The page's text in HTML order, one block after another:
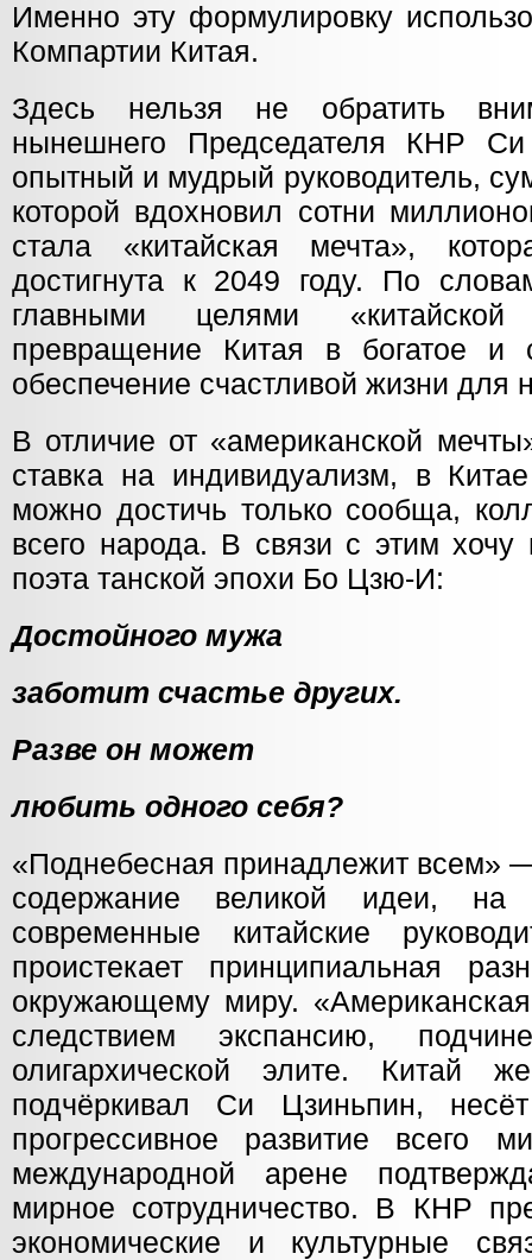
Именно эту формулировку
Компартии Китая.
Здесь нельзя не обратить
нынешнего Председателя КНР
опытный и мудрый руководитель,
которой вдохновил сотни
стала «китайская мечта»,
достигнута к 2049 году. По
главными целями
превращение Китая в богатое и
обеспечение счастливой жизни для
В отличие от «американской
ставка на индивидуализм, в
можно достичь только сообща,
всего народа. В связи с этим хочу
поэта танской эпохи Бо Цзю-И:
Достойного мужа
заботит счастье других.
Разве он может
любить одного себя?
«Поднебесная принадлежит всем»
содержание великой идеи, на
современные китайские
проистекает принципиальная
окружающему миру.
следствием экспансию,
олигархической элите. Китай
подчёркивал Си Цзиньпин, несёт
прогрессивное развитие всего
международной арене
мирное сотрудничество. В КНР
экономические и культурные